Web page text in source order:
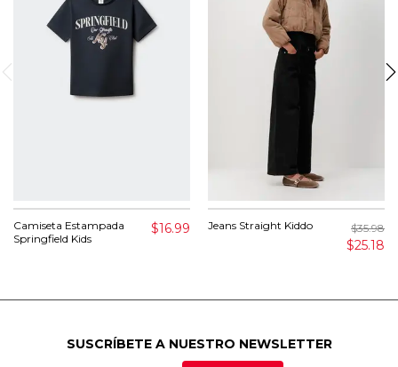
Camiseta Estampada
Springfield Kids
$16.99 Jeans Straight Kiddo $35.98
$25.18
SUSCRÍBETE A NUESTRO NEWSLETTER